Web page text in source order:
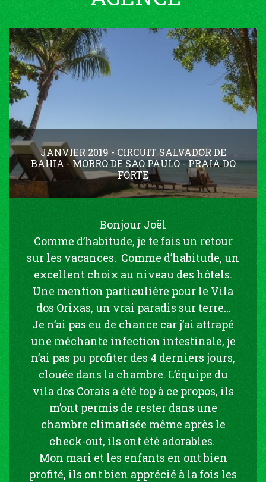
JANVIER 2019 - CIRCUIT SALVADOR DE
BAHIA - MORRO DE SAO PAULO - PRAIA DO
FORTE
Bonjour Joël
Comme d’habitude, je te fais un retour
sur les vacances. Comme d’habitude, un
excellent choix au niveau des hôtels.
Une mention particulière pour le Vila
dos Orixas, un vrai paradis sur terre…
Je n’ai pas eu de chance car j’ai attrapé
une méchante infection intestinale, je
n’ai pas pu profiter des 4 derniers jours,
clouée dans la chambre. L’équipe du
vila dos Corais a été top à ce propos, ils
m’ont permis de rester dans une
chambre climatisée même après le
check-out, ils ont été adorables.
Mon mari et les enfants en ont bien
profité, ils ont bien apprécié à la fois les